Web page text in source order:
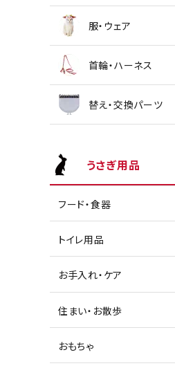
服・ウェア
首輪・ハーネス
替え・交換パーツ
うさぎ用品
フード・食器
トイレ用品
お手入れ・ケア
住まい・お散歩
おもちゃ